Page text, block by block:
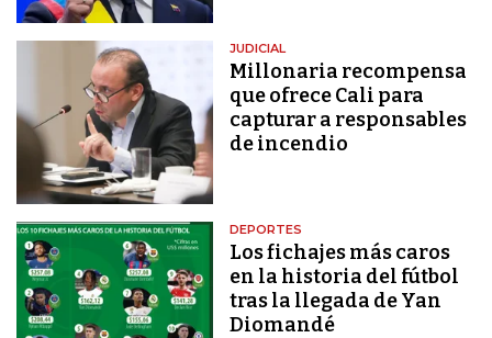
JUDICIAL
Millonaria recompensa
que ofrece Cali para
capturar a responsables
de incendio
DEPORTES
Los fichajes más caros
en la historia del fútbol
tras la llegada de Yan
Diomandé